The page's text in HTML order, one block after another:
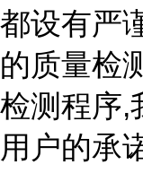
都设有严
的质量检
检测程序,
用户的承